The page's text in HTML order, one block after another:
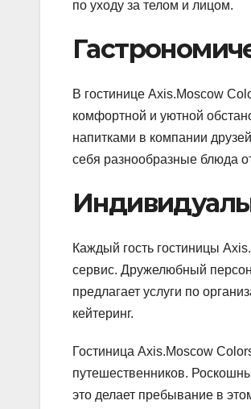
по уходу за телом и лицом.
В гостинице Axis.Moscow
комфортной и уютной
напитками в компании
себя разнообразные блюда
Каждый гость гостиницы
сервис. Дружелюбный
предлагает услуги по
кейтеринг.
Гостиница Axis.Moscow
путешественников.
это делает пребывание в